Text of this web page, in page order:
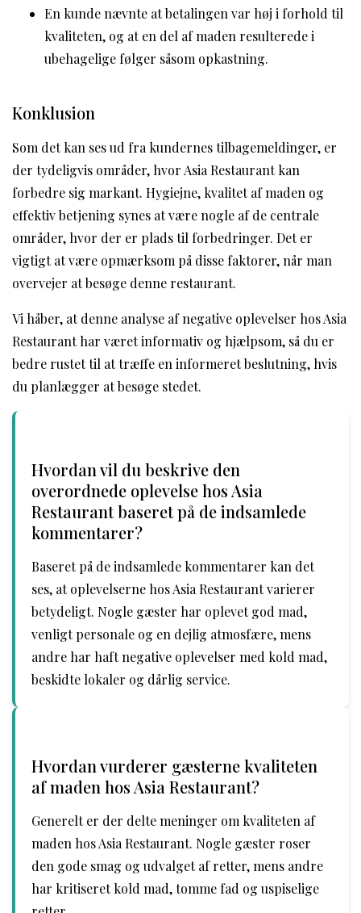
En kunde nævnte at betalingen var høj i forhold til
kvaliteten, og at en del af maden resulterede i
ubehagelige følger såsom opkastning.
Konklusion
Som det kan ses ud fra kundernes tilbagemeldinger, er
der tydeligvis områder, hvor Asia Restaurant kan
forbedre sig markant. Hygiejne, kvalitet af maden og
effektiv betjening synes at være nogle af de centrale
områder, hvor der er plads til forbedringer. Det er
vigtigt at være opmærksom på disse faktorer, når man
overvejer at besøge denne restaurant.
Vi håber, at denne analyse af negative oplevelser hos Asia
Restaurant har været informativ og hjælpsom, så du er
bedre rustet til at træffe en informeret beslutning, hvis
du planlægger at besøge stedet.
Hvordan vil du beskrive den
overordnede oplevelse hos Asia
Restaurant baseret på de indsamlede
kommentarer?
Baseret på de indsamlede kommentarer kan det
ses, at oplevelserne hos Asia Restaurant varierer
betydeligt. Nogle gæster har oplevet god mad,
venligt personale og en dejlig atmosfære, mens
andre har haft negative oplevelser med kold mad,
beskidte lokaler og dårlig service.
Hvordan vurderer gæsterne kvaliteten
af maden hos Asia Restaurant?
Generelt er der delte meninger om kvaliteten af
maden hos Asia Restaurant. Nogle gæster roser
den gode smag og udvalget af retter, mens andre
har kritiseret kold mad, tomme fad og uspiselige